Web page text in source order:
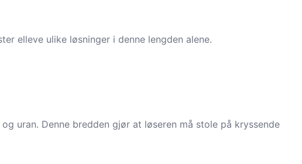
elleve ulike løsninger i denne lengden alene.
uran. Denne bredden gjør at løseren må stole på kryssende